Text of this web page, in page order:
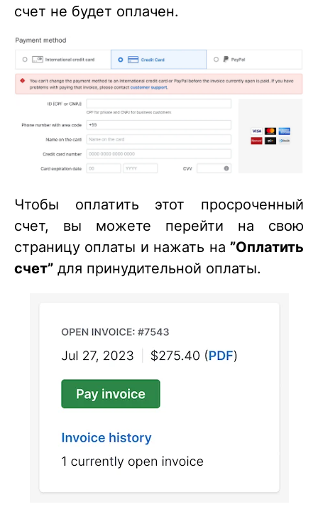
счет не будет оплачен.
Чтобы оплатить этот просроченный
счет, вы можете перейти на свою
страницу оплаты и нажать на ”Оплатить
счет” для принудительной оплаты.